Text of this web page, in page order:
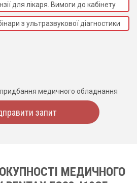
для лікаря. Вимоги до кабінету
з ультразвукової діагностики
медичного обладнання
запит
МЕДИЧНОГО